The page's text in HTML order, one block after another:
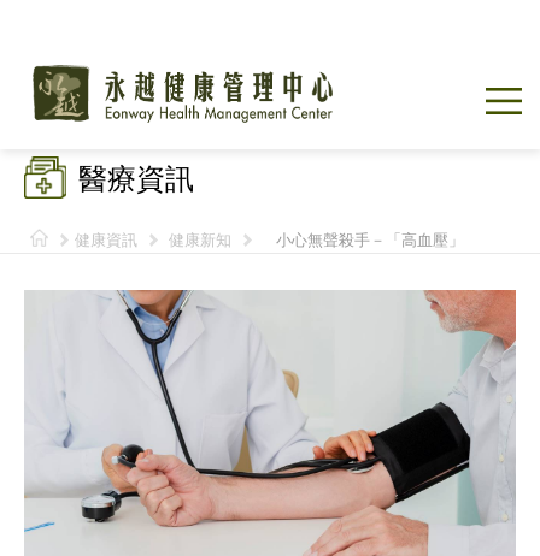
醫療資訊
健康資訊 健康新知 小心無聲殺手－「高血壓」